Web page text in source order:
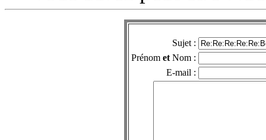
Sujet :
Prénom et Nom :
E-mail :